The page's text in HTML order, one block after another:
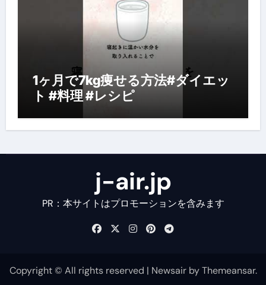
1ヶ月で7kg痩せる方法#ダイエッ
ト #料理 #レシピ
j-air.jp
PR：本サイトはプロモーションを含みます
Copyright © All rights reserved | NewsairbyThemeansar.